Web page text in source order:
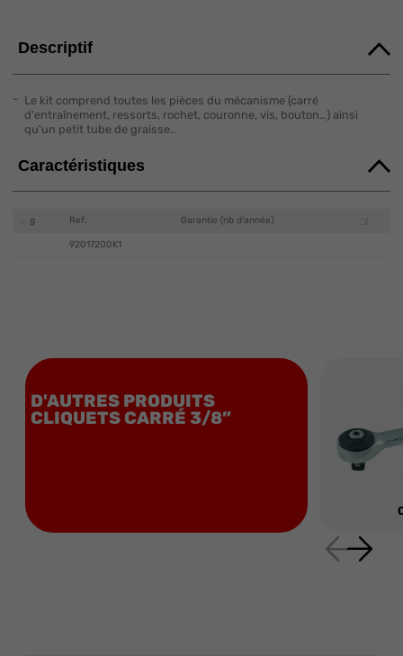
Descriptif
Le kit comprend toutes les pièces du mécanisme (carré
d'entraînement, ressorts, rochet, couronne, vis, bouton…) ainsi
qu'un petit tube de graisse..
Caractéristiques
g Ref. Garantie (nb d'année)
92017200K1
D'AUTRES PRODUITS
CLIQUETS CARRÉ 3/8”